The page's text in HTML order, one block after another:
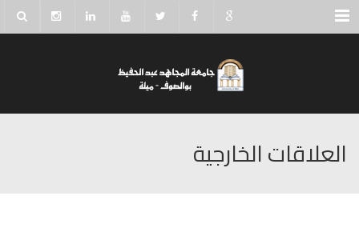
Menu
العلاقات الخارجية